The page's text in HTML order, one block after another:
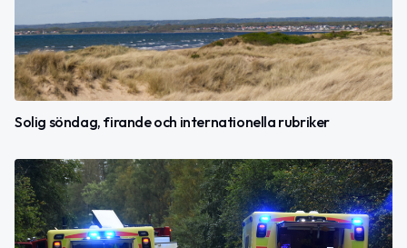
Solig söndag, firande och internationella rubriker